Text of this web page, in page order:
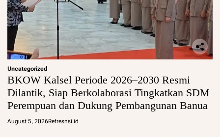
Uncategorized
BKOW Kalsel Periode 2026–2030 Resmi
Dilantik, Siap Berkolaborasi Tingkatkan SDM
Perempuan dan Dukung Pembangunan Banua
August 5, 2026Refresnsi.id